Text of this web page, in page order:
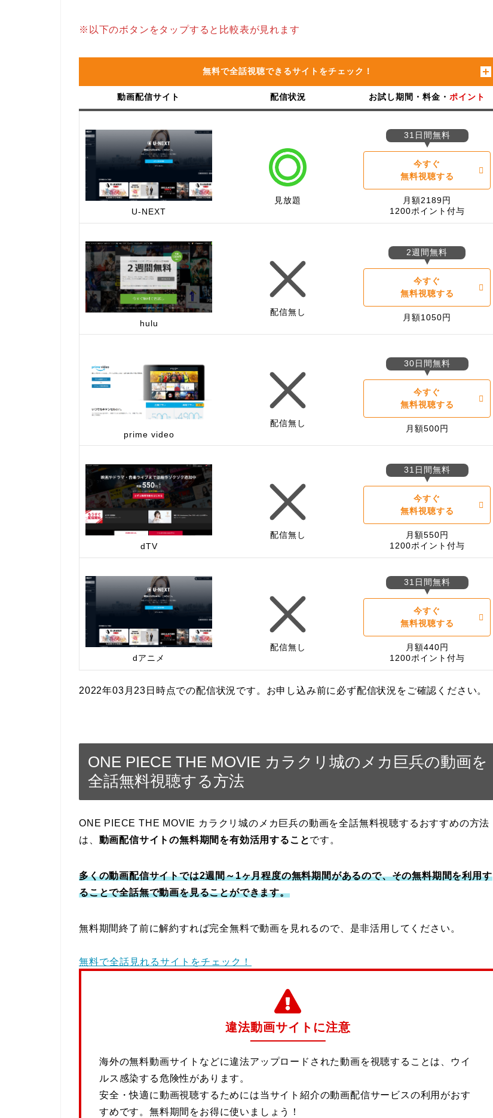
※以下のボタンをタップすると比較表が見れます
無料で全話視聴できるサイトをチェック！
動画配信サイト 配信状況 お試し期間・料金・ ポイント
U-NEXT
見放題
31日間無料
今すぐ
無料視聴する
月額2189円
1200ポイント付与
hulu
配信無し
2週間無料
今すぐ
無料視聴する
月額1050円
prime video
配信無し
30日間無料
今すぐ
無料視聴する
月額500円
dTV
配信無し
31日間無料
今すぐ
無料視聴する
月額550円
1200ポイント付与
dアニメ
配信無し
31日間無料
今すぐ
無料視聴する
月額440円
1200ポイント付与
2022年03月23日時点での配信状況です。お申し込み前に必ず配信状況をご確認ください。
ONE PIECE THE MOVIE カラクリ城のメカ巨兵の動画を
全話無料視聴する方法
ONE PIECE THE MOVIE カラクリ城のメカ巨兵の動画を全話無料視聴するおすすめの方法
は、 動画配信サイトの無料期間を有効活用することです。
多くの動画配信サイトでは2週間～1ヶ月程度の無料期間があるので、その無料期間を利用す
ることで全話無で動画を見ることができます。
無料期間終了前に解約すれば完全無料で動画を見れるので、是非活用してください。
無料で全話見れるサイトをチェック！
違法動画サイトに注意
海外の無料動画サイトなどに違法アップロードされた動画を視聴することは、ウイ
ルス感染する危険性があります。
安全・快適に動画視聴するためには当サイト紹介の動画配信サービスの利用がおす
すめです。無料期間をお得に使いましょう！